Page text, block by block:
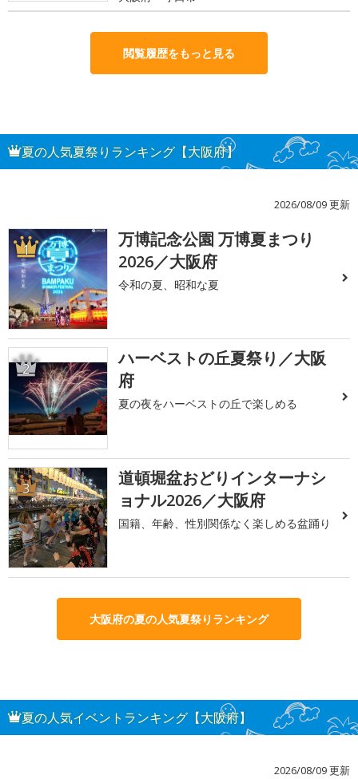
閲覧履歴をもっと見る
夏の人気夏祭りランキング【大阪府】
2026/08/09 更新
1
万博記念公園 万博夏まつり
2026／大阪府
令和の夏、昭和な夏
2
ハーベストの丘夏祭り／大阪
府
夏の夜をハーベストの丘で楽しめる
3
道頓堀盆おどりインターナシ
ョナル2026／大阪府
国籍、年齢、性別関係なく楽しめる盆踊り
大阪府の夏の人気夏祭りランキング
夏の人気イベントランキング【大阪府】
2026/08/09 更新